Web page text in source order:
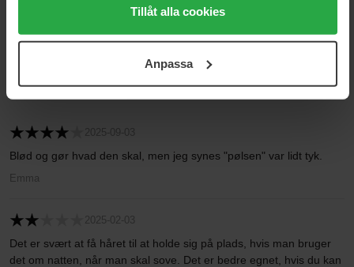
medan du under "Detaljer" kan anpassa användningen av
cookies. Du kan när som helst återkalla ditt samtycke.
Tillåt alla cookies
Anpassa
8%
2025-09-03
Blød og gør hvad den skal, men jeg synes "pølsen" var lidt tyk.
Emma
2025-02-03
Det er svært at få håret til at holde sig på plads, hvis man bruger
det om natten, når man skal sove. Det er bedre egnet, hvis du kan